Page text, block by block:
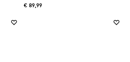
€ 89,99